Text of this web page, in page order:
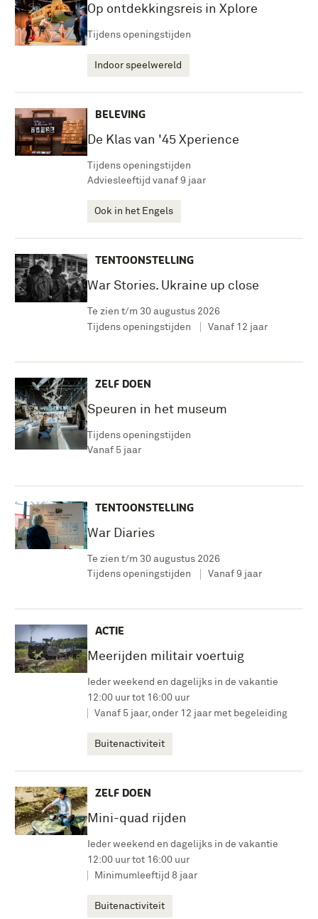
Op ontdekkingsreis in Xplore
Tijdens openingstijden
Indoor speelwereld
BELEVING
De Klas van '45 Xperience
Tijdens openingstijden
Adviesleeftijd vanaf 9 jaar
Ook in het Engels
TENTOONSTELLING
War Stories. Ukraine up close
Te zien t/m 30 augustus 2026
Tijdens openingstijden
Vanaf 12 jaar
ZELF DOEN
Speuren in het museum
Tijdens openingstijden
Vanaf 5 jaar
TENTOONSTELLING
War Diaries
Te zien t/m 30 augustus 2026
Tijdens openingstijden
Vanaf 9 jaar
ACTIE
Meerijden militair voertuig
Ieder weekend en dagelijks in de vakantie
12:00 uur tot 16:00 uur
Vanaf 5 jaar, onder 12 jaar met begeleiding
Buitenactiviteit
ZELF DOEN
Mini-quad rijden
Ieder weekend en dagelijks in de vakantie
12:00 uur tot 16:00 uur
Minimumleeftijd 8 jaar
Buitenactiviteit